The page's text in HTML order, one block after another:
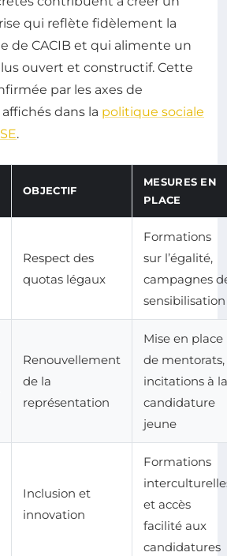
qui reflète fidèlement la
de CACIB et qui alimente un
ouvert et constructif. Cette
par les axes de
dans la politique sociale
.
OBJECTIF
MESURES EN
PLACE
Respect des
quotas légaux
Formations
sur l’égalité,
campagnes
sensibilisation
Renouvellement
de la
représentation
Mise en place
de mentorats,
incitations à la
candidature
jeune
Inclusion et
innovation
Formations
et accès
facilité aux
candidatures